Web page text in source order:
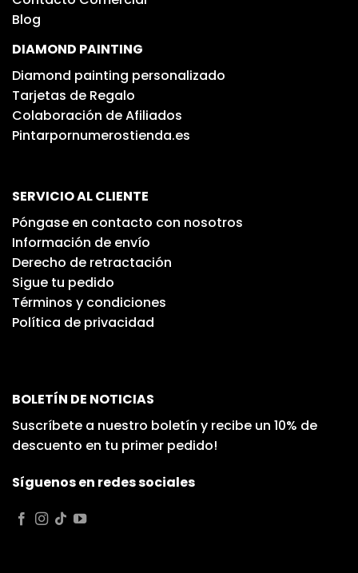
Blog
DIAMOND PAINTING
Diamond painting personalizado
Tarjetas de Regalo
Colaboración de Afiliados
Pintarpornumerostienda.es
SERVICIO AL CLIENTE
Póngase en contacto con nosotros
Información de envío
Derecho de retractación
Sigue tu pedido
Términos y condiciones
Política de privacidad
BOLETÍN DE NOTICIAS
Suscríbete a nuestro boletín y recibe un 10% de
descuento en tu primer pedido!
Síguenos en redes sociales